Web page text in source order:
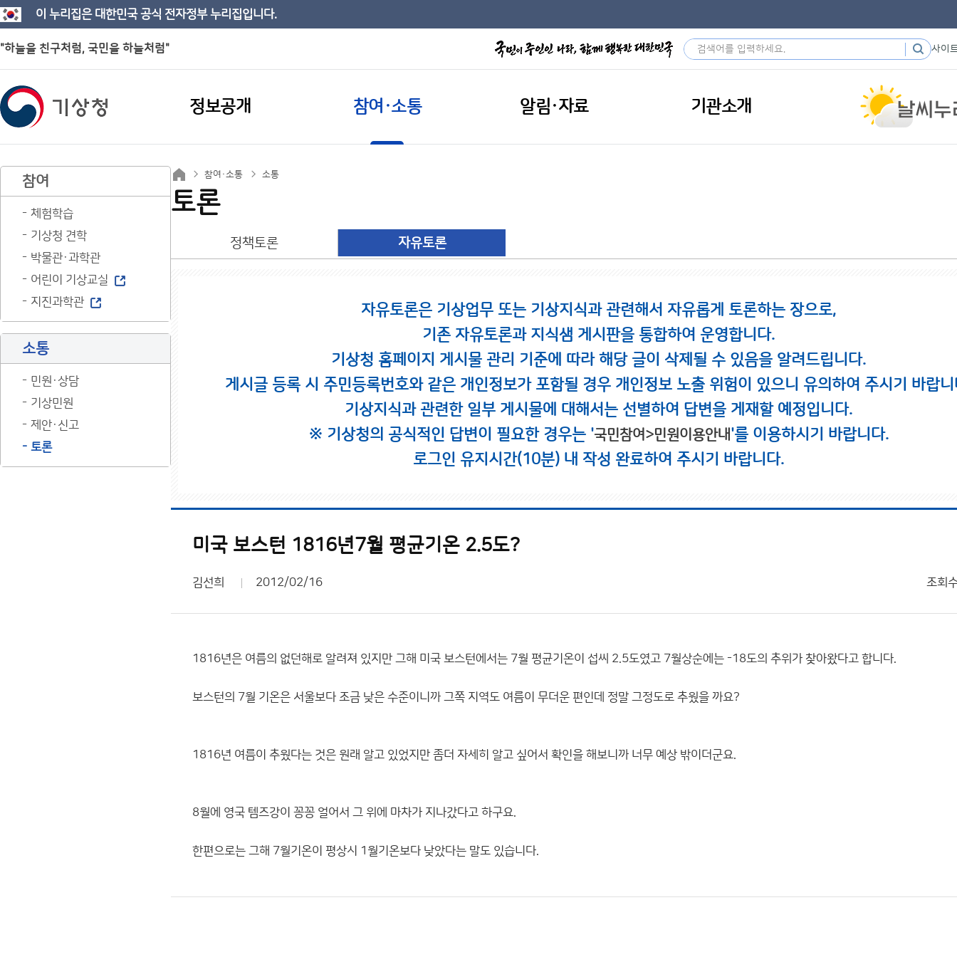
이 누리집은 대한민국 공식 전자정부 누리집입니다.
"하늘을 친구처럼, 국민을 하늘처럼" 사이
정보공개 참여·소통 알림·자료 기관소개
참여
체험학습
기상청 견학
박물관·과학관
어린이 기상교실
지진과학관
소통
민원·상담
기상민원
제안·신고
토론
참여·소통 소통
토론
정책토론 자유토론
자유토론은 기상업무 또는 기상지식과 관련해서 자유롭게 토론하는 장으로,
기존 자유토론과 지식샘 게시판을 통합하여 운영합니다.
기상청 홈페이지 게시물 관리 기준에 따라 해당 글이 삭제될 수 있음을 알려드립니다.
게시글 등록 시 주민등록번호와 같은 개인정보가 포함될 경우 개인정보 노출 위험이 있으니 유의하여 주시기 바랍니
기상지식과 관련한 일부 게시물에 대해서는 선별하여 답변을 게재할 예정입니다.
※ 기상청의 공식적인 답변이 필요한 경우는 '국민참여>민원이용안내'를 이용하시기 바랍니다.
로그인 유지시간(10분) 내 작성 완료하여 주시기 바랍니다.
미국 보스턴 1816년7월 평균기온 2.5도?
김선희 2012/02/16 조회
1816년은 여름의 없던해로 알려져 있지만 그해 미국 보스턴에서는 7월 평균기온이 섭씨 2.5도였고 7월상순에는 -18도의 추위가 찾아왔다고 합니다.
보스턴의 7월 기온은 서울보다 조금 낮은 수준이니까 그쪽 지역도 여름이 무더운 편인데 정말 그정도로 추웠을 까요?
1816년 여름이 추웠다는 것은 원래 알고 있었지만 좀더 자세히 알고 싶어서 확인을 해보니까 너무 예상 밖이더군요.
8월에 영국 템즈강이 꽁꽁 얼어서 그 위에 마차가 지나갔다고 하구요.
한편으로는 그해 7월기온이 평상시 1월기온보다 낮았다는 말도 있습니다.